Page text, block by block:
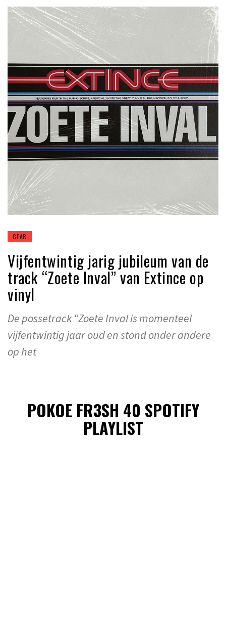
GEAR
Vijfentwintig jarig jubileum van de
track “Zoete Inval” van Extince op
vinyl
De possetrack “Zoete Inval is momenteel
vijfentwintig jaar oud en stond onder andere
op het
POKOE FR3SH 40 SPOTIFY
PLAYLIST